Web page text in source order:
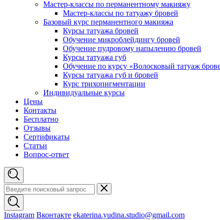
Мастер-классы по перманентному макияжу
Мастер-классы по татуажу бровей
Базовый курс перманентного макияжа
Курсы татуажа бровей
Обучение микроблейдингу бровей
Обучение пудровому напылению бровей
Курсы татуажа губ
Обучение по курсу «Волосковый татуаж
Курсы татуажа губ и бровей
Курс трихопигментации
Индивидуальные курсы
Цены
Контакты
Бесплатно
Отзывы
Сертификаты
Статьи
Вопрос-ответ
Instagram Вконтакте ekaterina.yudina.studio@gmail.com